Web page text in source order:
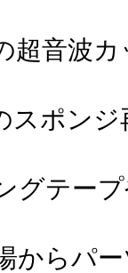
音波カ
ポンジ
テープ
らパー